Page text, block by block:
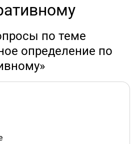
по теме
определение по